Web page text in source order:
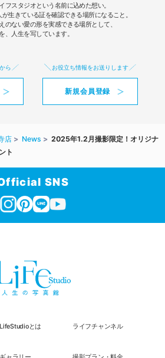
フスタジオという名前に込めた想い。
生きている証を確認できる場所になること。
のない愛の形を実感できる場所として、
、人生を写しています。
ら お役立ち情報をお送りします
新規会員登録
店 News
2025年1.2月撮影限定！オリジナ
ト
SNS
LifeStudioとは ライフチャンネル